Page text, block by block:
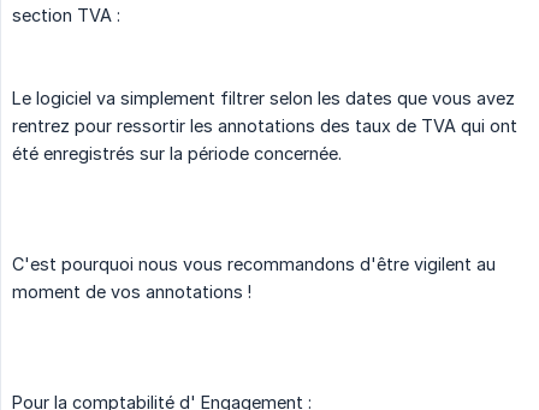
section TVA :
Le logiciel va simplement filtrer selon les dates que vous avez
rentrez pour ressortir les annotations des taux de TVA qui ont
été enregistrés sur la période concernée.
C'est pourquoi nous vous recommandons d'être vigilent au
moment de vos annotations !
Pour la comptabilité d' Engagement :